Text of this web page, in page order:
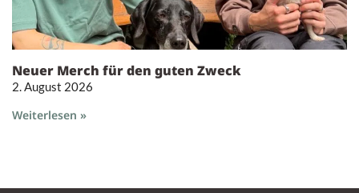
Neuer Merch für den guten Zweck
2. August 2026
Weiterlesen »